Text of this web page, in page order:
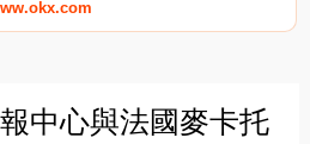
中心與法國麥卡托